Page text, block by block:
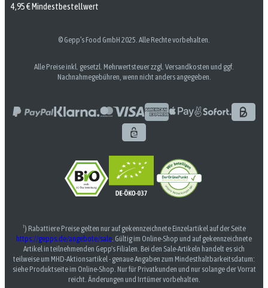
4,95 € Mindestbestellwert
© Gepp’s Food GmbH 2025. Alle Rechte vorbehalten.
Alle Preise inkl. gesetzl. Mehrwertsteuer zzgl. Versandkosten und ggf.
Nachnahmegebühren, wenn nicht anders angegeben.
¹) Rabattiere Preise gelten nur auf gekennzeichnete Einzelartikel auf der Seite
https://gepps.de/angebote/sale. Gültig im Online-Shop und auf gekennzeichnete
Artikel in teilnehmenden Gepp's Filialen. Bei den Sale-Artikeln handelt es sich
teilweise um MHD-Aktionsartikel - genaue Angaben zum Mindesthaltbarkeitsdatum:
siehe Produktseite im Online-Shop. Nur für Privatkunden und nur solange der Vorrat
reicht. Änderungen und Irrtümer vorbehalten.